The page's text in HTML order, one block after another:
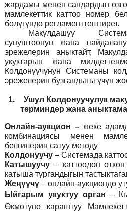
жардамы менен сандардын
мамлекеттик каттоо номер
бөлүгүндө регламенттештирет.
Макулдашуу
сунуштоонун жана
эрежелерин аныктайт,
укуктарын жана
Колдонуучунун Системаны
эрежелерин бузгандыгы үчүн
1.
Ушул Колдонуучулук
терминдер жана
Онлайн-аукцион – жеке
комбинациясы менен
белгилерин сатуу методу
Колдонуучу – Системада
Катышуучу – каттоодон
катыша тургандыгын
Жеңүүчү – онлайн-аукциондо
Ыйгарым укуктуу орган –
Өкмөтүнө караштуу